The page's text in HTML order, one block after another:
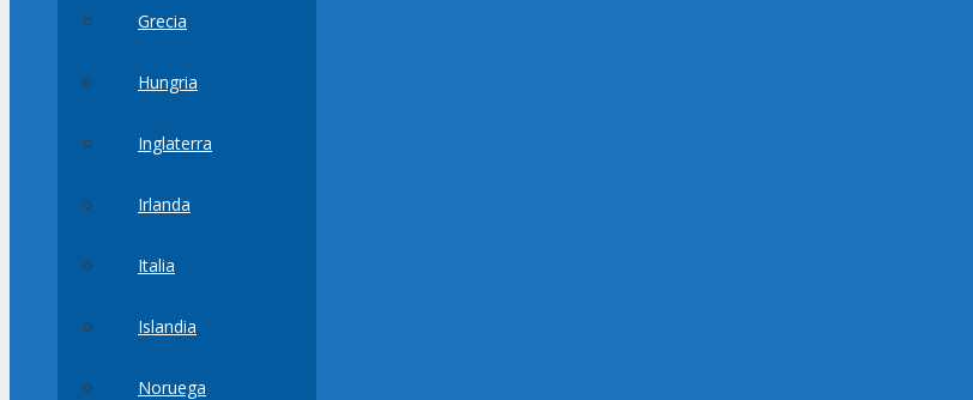
Grecia
Hungria
Inglaterra
Irlanda
Italia
Islandia
Noruega